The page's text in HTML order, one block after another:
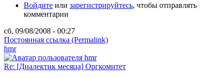
Войдите или зарегистрируйтесь, чтобы отправлять
комментарии
сб, 09/08/2008 - 00:27
Постоянная ссылка (Permalink)
hmr
Re: [Диалектик месяца] Оргкомитет